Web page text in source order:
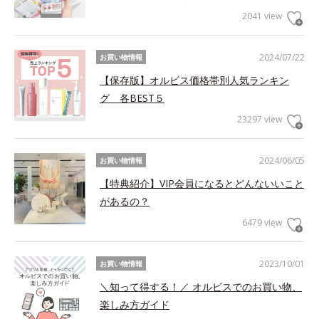
2041 view
2024/07/22
お買い物情報
【保存版】オルビス価格帯別人気ランキン
グ 各BEST５
23297 view
2024/06/05
お買い物情報
【特典紹介】VIP会員になるとどんないいこと
があるの？
6479 view
2023/10/01
お買い物情報
＼知って得する！／ オルビスでのお買い物、
楽しみ方ガイド